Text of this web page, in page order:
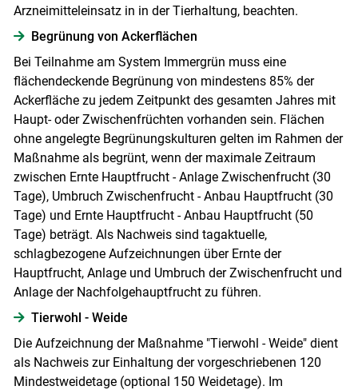
Arzneimitteleinsatz in in der Tierhaltung, beachten.
Begrünung von Ackerflächen
Bei Teilnahme am System Immergrün muss eine
flächendeckende Begrünung von mindestens 85% der
Ackerfläche zu jedem Zeitpunkt des gesamten Jahres mit
Haupt- oder Zwischenfrüchten vorhanden sein. Flächen
ohne angelegte Begrünungskulturen gelten im Rahmen der
Maßnahme als begrünt, wenn der maximale Zeitraum
zwischen Ernte Hauptfrucht - Anlage Zwischenfrucht (30
Tage), Umbruch Zwischenfrucht - Anbau Hauptfrucht (30
Tage) und Ernte Hauptfrucht - Anbau Hauptfrucht (50
Tage) beträgt. Als Nachweis sind tagaktuelle,
schlagbezogene Aufzeichnungen über Ernte der
Hauptfrucht, Anlage und Umbruch der Zwischenfrucht und
Anlage der Nachfolgehauptfrucht zu führen.
Tierwohl - Weide
Die Aufzeichnung der Maßnahme "Tierwohl - Weide" dient
als Nachweis zur Einhaltung der vorgeschriebenen 120
Mindestweidetage (optional 150 Weidetage). Im